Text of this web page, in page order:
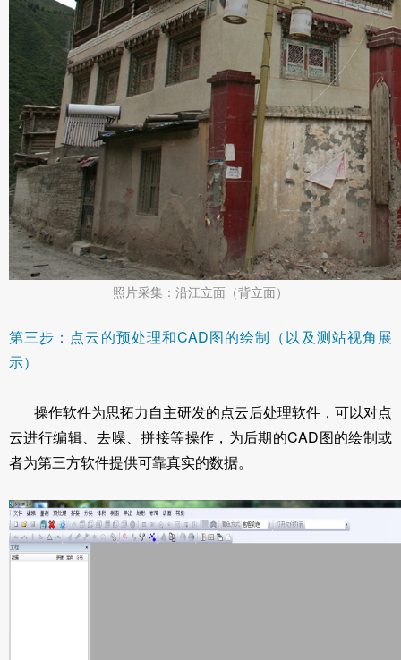
照片采集：沿江立面（背立面）
第三步：点云的预处理和CAD图的绘制（以及测站视角展
示）
操作软件为思拓力自主研发的点云后处理软件，可以对点
云进行编辑、去噪、拼接等操作，为后期的CAD图的绘制或
者为第三方软件提供可靠真实的数据。